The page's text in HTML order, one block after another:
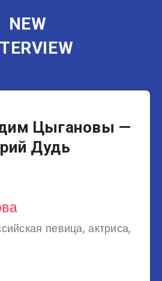
NEW
Цыгановы —
Дудь
певица, актриса,